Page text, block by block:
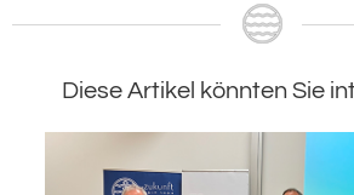
Diese Artikel könnten Sie